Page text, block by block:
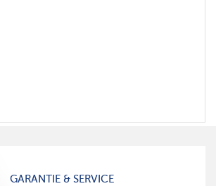
GARANTIE & SERVICE